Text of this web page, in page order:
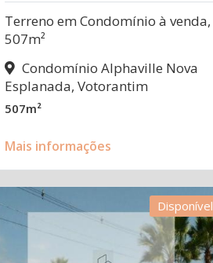
Terreno em Condomínio à venda,
507m²
Condomínio Alphaville Nova
Esplanada, Votorantim
507m²
Mais informações
Disponível